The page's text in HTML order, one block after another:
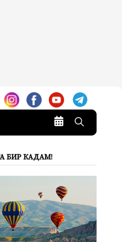
БИР КАДАМ!